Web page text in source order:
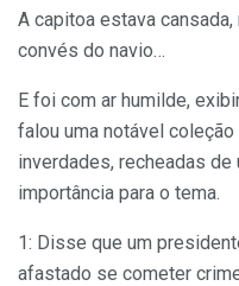
A capitoa estava
convés do navio…
E foi com ar humilde,
falou uma notável
inverdades, recheadas
importância para o tema.
1: Disse que um
afastado se cometer